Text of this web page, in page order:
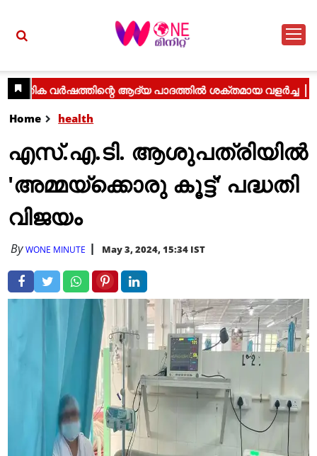
Home health
എസ്.എ.ടി. ആശുപത്രിയില്‍
'അമ്മയ്‌ക്കൊരു കൂട്ട്' പദ്ധതി
വിജയം
ByWONE MINUTE May 3, 2024, 15:34 IST